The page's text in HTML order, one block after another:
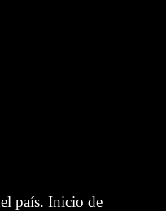
país. Inicio de